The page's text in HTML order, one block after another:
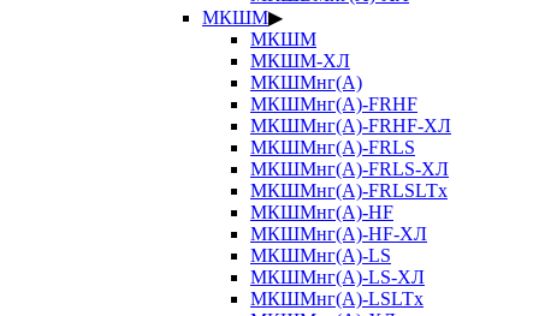
МКШМ▶
МКШМ
МКШМ-ХЛ
МКШМнг(А)
МКШМнг(А)-FRHF
МКШМнг(А)-FRHF-ХЛ
МКШМнг(А)-FRLS
МКШМнг(А)-FRLS-ХЛ
МКШМнг(А)-FRLSLTx
МКШМнг(А)-HF
МКШМнг(А)-HF-ХЛ
МКШМнг(А)-LS
МКШМнг(А)-LS-ХЛ
МКШМнг(А)-LSLTx